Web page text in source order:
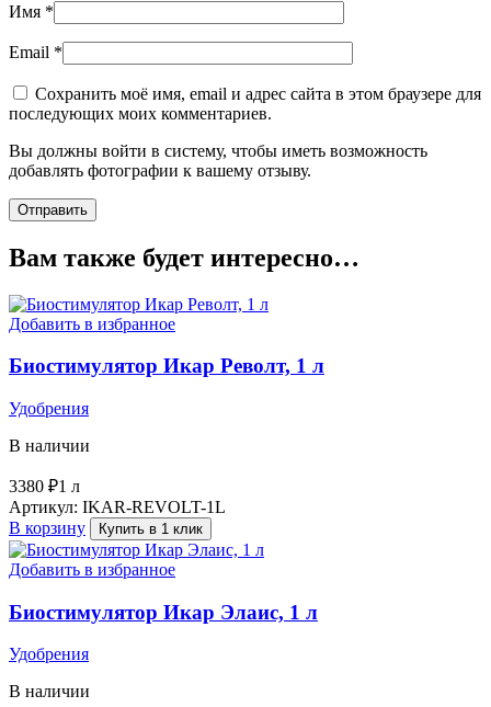
Имя *
Email *
Сохранить моё имя, email и адрес сайта в этом браузере для
последующих моих комментариев.
Вы должны войти в систему, чтобы иметь возможность
добавлять фотографии к вашему отзыву.
Вам также будет интересно…
Добавить в избранное
Биостимулятор Икар Револт, 1 л
Удобрения
В наличии
3380 ₽1 л
Артикул: IKAR-REVOLT-1L
В корзину
Купить в 1 клик
Добавить в избранное
Биостимулятор Икар Элаис, 1 л
Удобрения
В наличии